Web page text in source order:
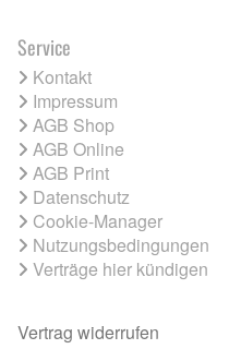
Service
Kontakt
Impressum
AGB Shop
AGB Online
AGB Print
Datenschutz
Cookie-Manager
Nutzungsbedingungen
Verträge hier kündigen
Vertrag widerrufen